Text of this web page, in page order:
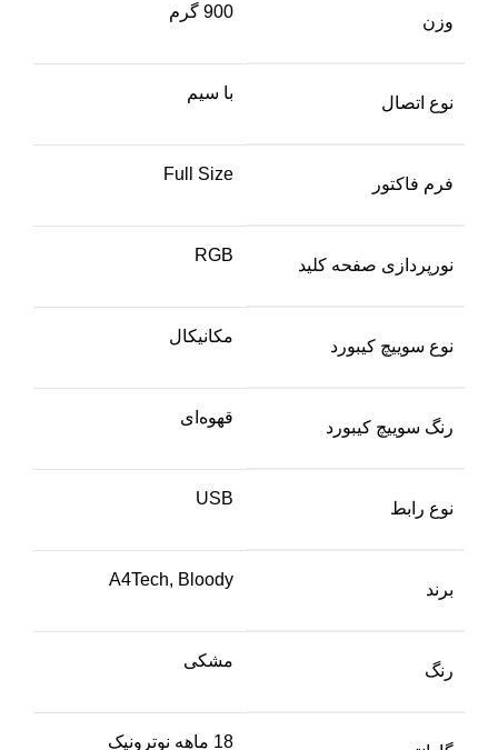
وزن
900 گرم
نوع اتصال
با سیم
فرم فاکتور
Full Size
نورپردازی صفحه کلید
RGB
نوع سوییچ کیبورد
مکانیکال
رنگ سوییچ کیبورد
قهوه‌ای
نوع رابط
USB
برند
A4Tech, Bloody
رنگ
مشکی
18 ماهه نوترونیک